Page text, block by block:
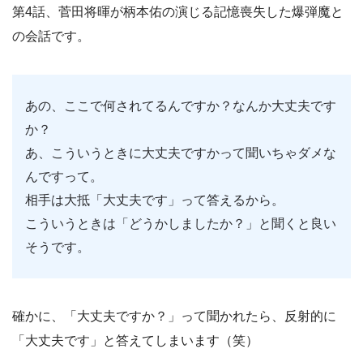
第4話、菅田将暉が柄本佑の演じる記憶喪失した爆弾魔と
の会話です。
あの、ここで何されてるんですか？なんか大丈夫です
か？
あ、こういうときに大丈夫ですかって聞いちゃダメな
んですって。
相手は大抵「大丈夫です」って答えるから。
こういうときは「どうかしましたか？」と聞くと良い
そうです。
確かに、「大丈夫ですか？」って聞かれたら、反射的に
「大丈夫です」と答えてしまいます（笑）